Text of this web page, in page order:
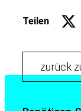
Teilen
zurück